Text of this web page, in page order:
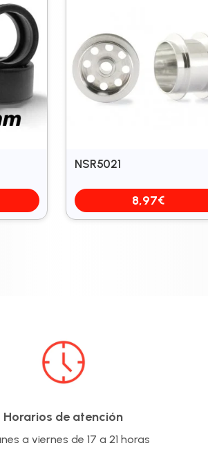
NSR5021
8,97€
Horarios de atención
a viernes de 17 a 21 horas